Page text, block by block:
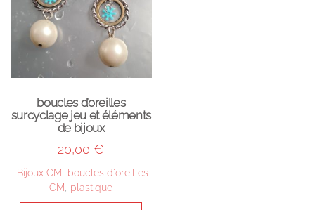
boucles d’oreilles
surcyclage jeu et éléments
de bijoux
20,00€
Bijoux CM
boucles d'oreilles
CM
plastique